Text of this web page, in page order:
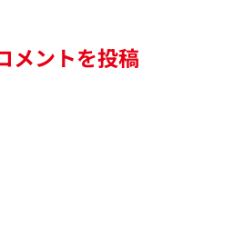
メントを投稿